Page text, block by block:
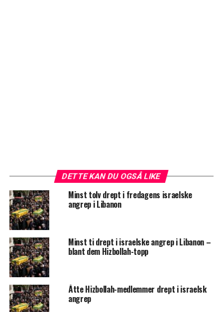
DETTE KAN DU OGSÅ LIKE
Minst tolv drept i fredagens israelske
angrep i Libanon
Minst ti drept i israelske angrep i Libanon –
blant dem Hizbollah-topp
Åtte Hizbollah-medlemmer drept i israelsk
angrep